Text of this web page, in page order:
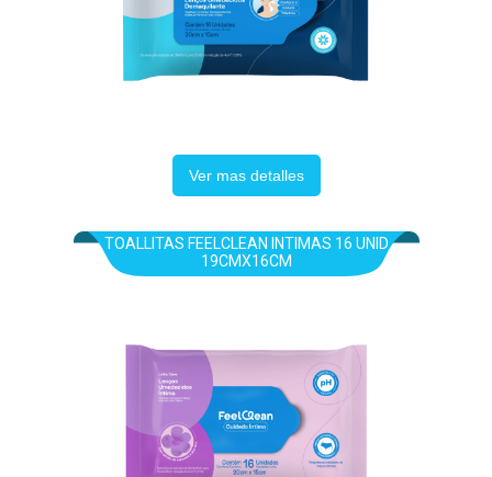
Ver mas detalles
TOALLITAS FEELCLEAN INTIMAS 16 UNID
19CMX16CM